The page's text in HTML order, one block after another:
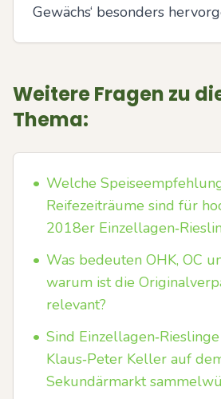
Gewächs‘ besonders
Weitere Fragen zu
Thema:
• Welche
Reifezeiträume sind für
2018er
• Was bedeuten OHK, OC
warum ist die
relevant?
• Sind
Klaus‑Peter Keller auf
Sekundärmarkt